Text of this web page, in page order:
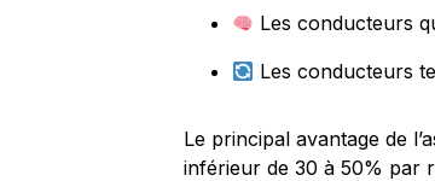
Les conducteurs
Les conducteurs
Le principal avantage de
inférieur de 30 à 50% par